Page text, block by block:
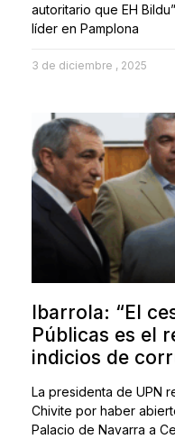
autoritario que EH
líder en Pamplona
3 de diciembre , 2025
Ibarrola: “El
Públicas es el
indicios de
La presidenta de UPN
Chivite por haber
Palacio de Navarra a